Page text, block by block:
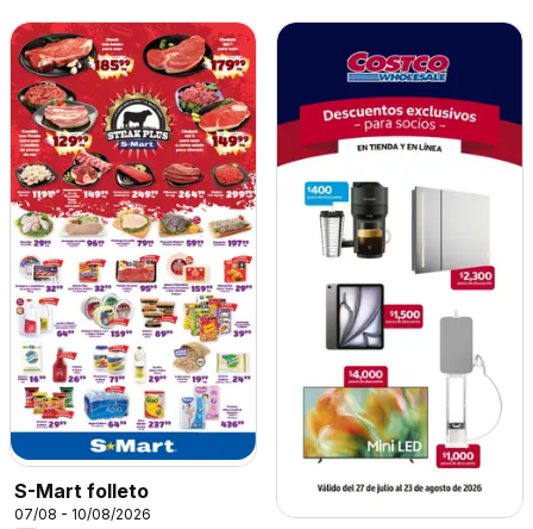
S-Mart folleto
07/08 - 10/08/2026